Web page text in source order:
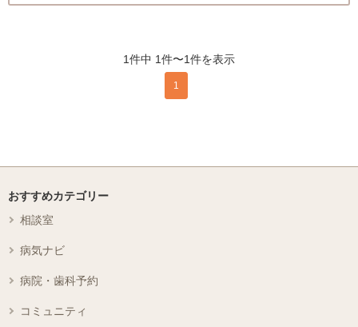
1件中 1件〜1件を表示
1
おすすめカテゴリー
相談室
病気ナビ
病院・歯科予約
コミュニティ